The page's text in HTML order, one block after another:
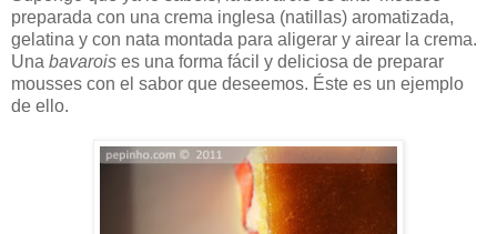
preparada con una crema inglesa (natillas) aromatizada,
gelatina y con nata montada para aligerar y airear la crema.
Una bavarois es una forma fácil y deliciosa de preparar
mousses con el sabor que deseemos. Éste es un ejemplo
de ello.